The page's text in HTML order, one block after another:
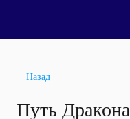
Назад
Путь Дракона